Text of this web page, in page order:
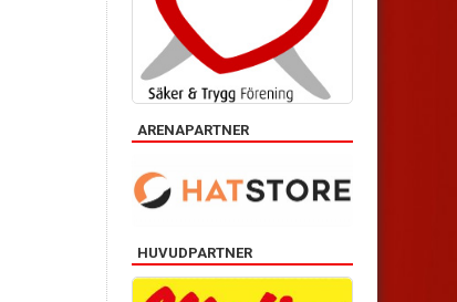
ARENAPARTNER
HUVUDPARTNER